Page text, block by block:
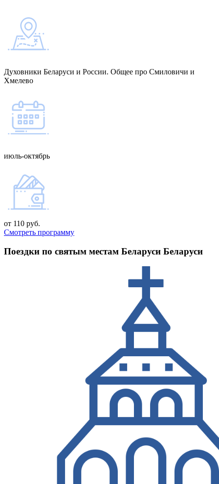
Духовники Беларуси и России. Общее про Смиловичи и
Хмелево
июль-октябрь
от 110 руб.
Смотреть программу
Поездки по святым местам Беларуси Беларуси